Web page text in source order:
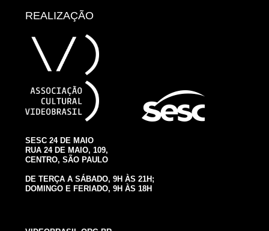
REALIZAÇÃO
SESC 24 DE MAIO
RUA 24 DE MAIO, 109,
CENTRO, SÃO PAULO
DE TERÇA A SÁBADO, 9H ÀS 21H;
DOMINGO E FERIADO, 9H ÀS 18H